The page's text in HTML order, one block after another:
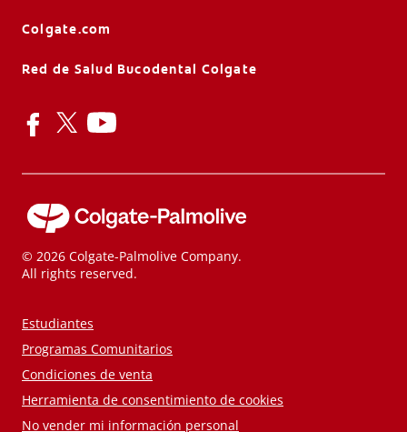
Colgate.com
Red de Salud Bucodental Colgate
© 2026 Colgate-Palmolive Company.
All rights reserved.
Estudiantes
Programas Comunitarios
Condiciones de venta
Herramienta de consentimiento de cookies
No vender mi información personal